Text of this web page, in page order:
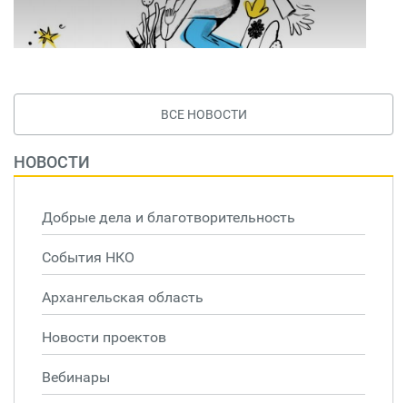
ВСЕ НОВОСТИ
НОВОСТИ
Добрые дела и благотворительность
События НКО
Архангельская область
Новости проектов
Вебинары